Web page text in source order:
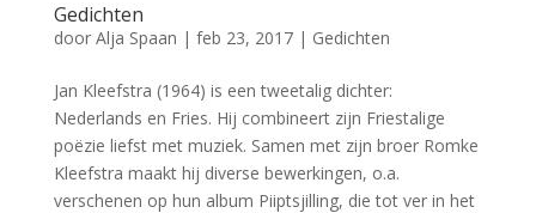
Gedichten
door Alja Spaan | feb 23, 2017| Gedichten
Jan Kleefstra (1964) is een tweetalig dichter:
Nederlands en Fries. Hij combineert zijn Friestalige
poëzie liefst met muziek. Samen met zijn broer Romke
Kleefstra maakt hij diverse bewerkingen, o.a.
verschenen op hun album Piiptsjilling, die tot ver in het